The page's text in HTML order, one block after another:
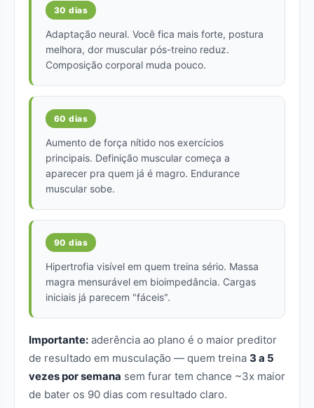
30 dias
Adaptação neural. Você fica mais forte, postura
melhora, dor muscular pós-treino reduz.
Composição corporal muda pouco.
60 dias
Aumento de força nítido nos exercícios
principais. Definição muscular começa a
aparecer pra quem já é magro. Endurance
muscular sobe.
90 dias
Hipertrofia visível em quem treina sério. Massa
magra mensurável em bioimpedância. Cargas
iniciais já parecem "fáceis".
Importante: aderência ao plano é o maior preditor
de resultado em musculação — quem treina 3 a 5
vezes por semana sem furar tem chance ~3x maior
de bater os 90 dias com resultado claro.